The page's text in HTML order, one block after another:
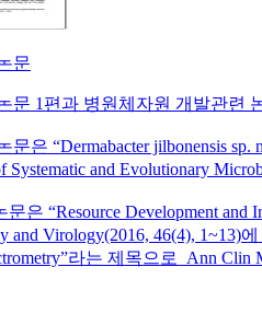
문
문 1편과 병원체자원 개발관련
은 “Dermabacter jilbonensis sp.
Systematic and Evolutionary
은 “Resource Development and
and Virology(2016, 46(4), 1~13)
라는 제목으로 Ann